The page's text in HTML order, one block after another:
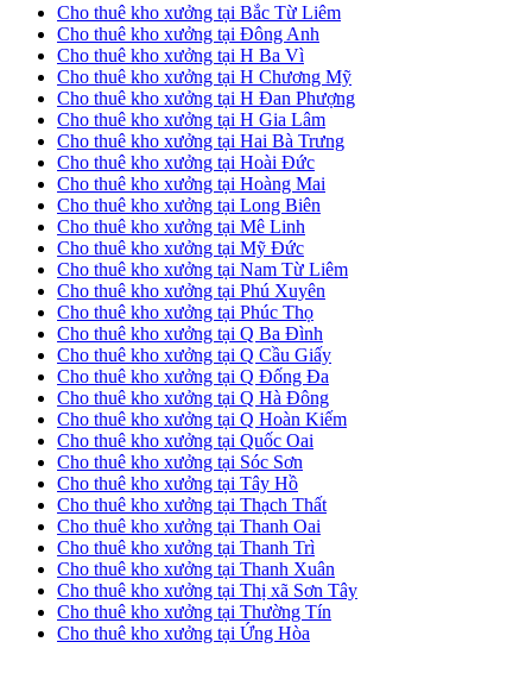
Cho thuê kho xưởng tại Bắc Từ Liêm
Cho thuê kho xưởng tại Đông Anh
Cho thuê kho xưởng tại H Ba Vì
Cho thuê kho xưởng tại H Chương Mỹ
Cho thuê kho xưởng tại H Đan Phượng
Cho thuê kho xưởng tại H Gia Lâm
Cho thuê kho xưởng tại Hai Bà Trưng
Cho thuê kho xưởng tại Hoài Đức
Cho thuê kho xưởng tại Hoàng Mai
Cho thuê kho xưởng tại Long Biên
Cho thuê kho xưởng tại Mê Linh
Cho thuê kho xưởng tại Mỹ Đức
Cho thuê kho xưởng tại Nam Từ Liêm
Cho thuê kho xưởng tại Phú Xuyên
Cho thuê kho xưởng tại Phúc Thọ
Cho thuê kho xưởng tại Q Ba Đình
Cho thuê kho xưởng tại Q Cầu Giấy
Cho thuê kho xưởng tại Q Đống Đa
Cho thuê kho xưởng tại Q Hà Đông
Cho thuê kho xưởng tại Q Hoàn Kiếm
Cho thuê kho xưởng tại Quốc Oai
Cho thuê kho xưởng tại Sóc Sơn
Cho thuê kho xưởng tại Tây Hồ
Cho thuê kho xưởng tại Thạch Thất
Cho thuê kho xưởng tại Thanh Oai
Cho thuê kho xưởng tại Thanh Trì
Cho thuê kho xưởng tại Thanh Xuân
Cho thuê kho xưởng tại Thị xã Sơn Tây
Cho thuê kho xưởng tại Thường Tín
Cho thuê kho xưởng tại Ứng Hòa